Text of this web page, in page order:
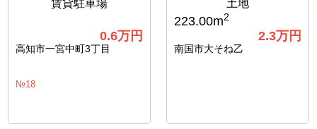
0.6万円
高知市一宮中町3丁目
№18
223.00m2
2.3万円
南国市大そね乙